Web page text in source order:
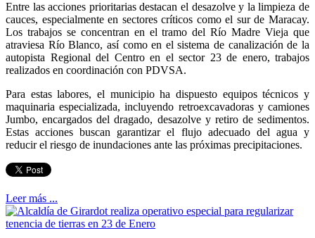
Entre las acciones prioritarias destacan el desazolve y la limpieza de
cauces, especialmente en sectores críticos como el sur de Maracay.
Los trabajos se concentran en el tramo del Río Madre Vieja que
atraviesa Río Blanco, así como en el sistema de canalización de la
autopista Regional del Centro en el sector 23 de enero, trabajos
realizados en coordinación con PDVSA.
Para estas labores, el municipio ha dispuesto equipos técnicos y
maquinaria especializada, incluyendo retroexcavadoras y camiones
Jumbo, encargados del dragado, desazolve y retiro de sedimentos.
Estas acciones buscan garantizar el flujo adecuado del agua y
reducir el riesgo de inundaciones ante las próximas precipitaciones.
Leer más ...